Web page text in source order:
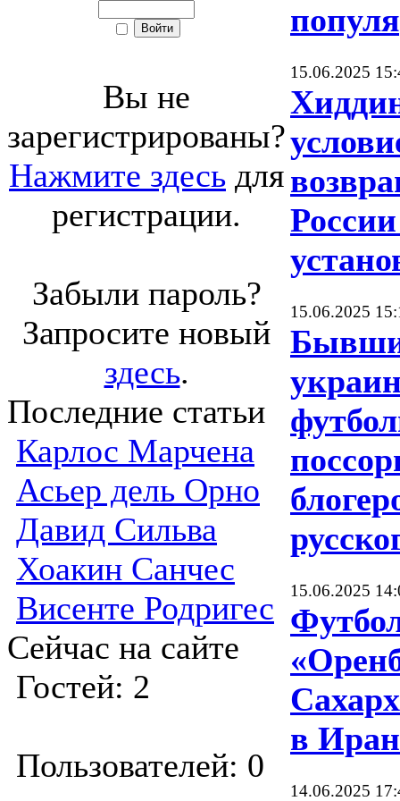
Вы не
зарегистрированы?
Нажмите здесь для
регистрации.
Забыли пароль?
Запросите новый
здесь.
Последние статьи
Карлос Марчена
Асьер дель Орно
Давид Сильва
Хоакин Санчес
Висенте Родригес
Сейчас на сайте
Гостей: 2
Пользователей: 0
15.06.2025
15.06.2025
15.06.2025
в
14.06.2025